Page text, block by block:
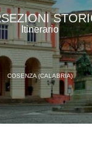
Itinerario
COSENZA (CALABRIA)